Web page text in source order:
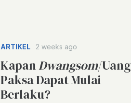
ARTIKEL 2 weeks ago
KapanDwangsom/Uang
Paksa Dapat Mulai
Berlaku?